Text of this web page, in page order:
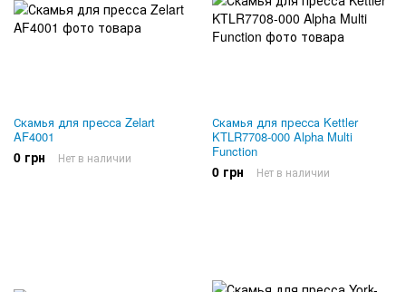
Скамья для пресса Zelart
AF4001
0 грн Нет в наличии
Скамья для пресса Kettler
KTLR7708-000 Alpha Multi
Function
0 грн Нет в наличии